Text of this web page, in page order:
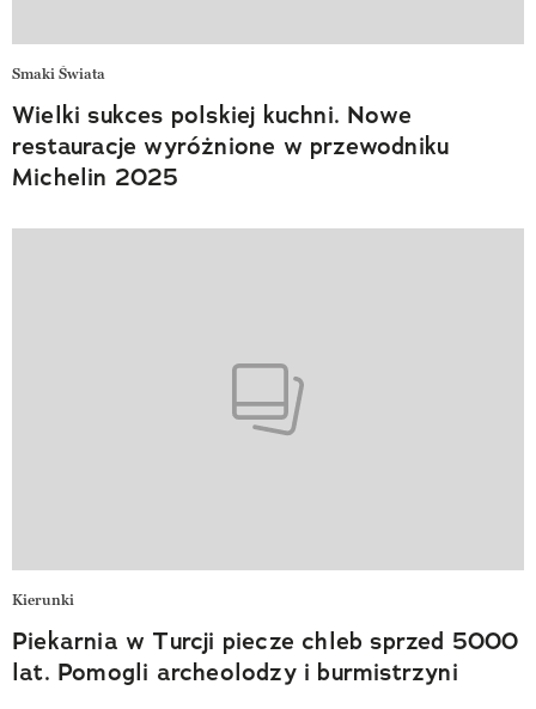
Smaki Świata
Wielki sukces polskiej kuchni. Nowe
restauracje wyróżnione w przewodniku
Michelin 2025
Kierunki
Piekarnia w Turcji piecze chleb sprzed 5000
lat. Pomogli archeolodzy i burmistrzyni